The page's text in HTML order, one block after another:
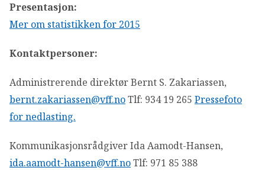
Presentasjon:
Mer om statistikken for 2015
Kontaktpersoner:
Administrerende direktør Bernt S. Zakariassen,
bernt.zakariassen@vff.noTlf: 934 19 265 Pressefoto
for nedlasting.
Kommunikasjonsrådgiver Ida Aamodt-Hansen,
ida.aamodt-hansen@vff.noTlf: 971 85 388